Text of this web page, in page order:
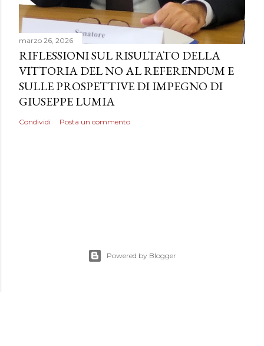
marzo 26, 2026
RIFLESSIONI SUL RISULTATO DELLA
VITTORIA DEL NO AL REFERENDUM E
SULLE PROSPETTIVE DI IMPEGNO DI
GIUSEPPE LUMIA
Condividi Posta un commento
Powered by Blogger